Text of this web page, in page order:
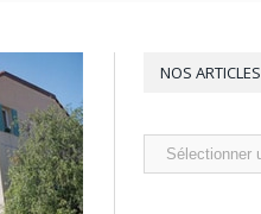
NOS ARTICLES
Nos
articles